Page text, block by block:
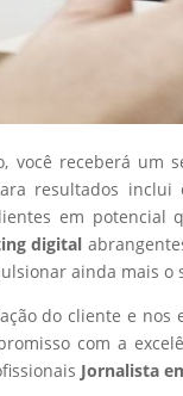
você receberá um
resultados
em potencial
digital
ainda mais o
do cliente e nos
com a
Jornalista